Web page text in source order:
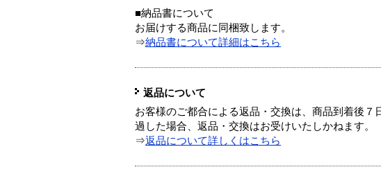
■納品書について
お届けする商品に同梱致します。
⇒納品書について詳細はこちら
返品について
お客様のご都合による返品・交換は、商品到着後
過した場合、返品・交換はお受けいたしかねます。
⇒返品について詳しくはこちら